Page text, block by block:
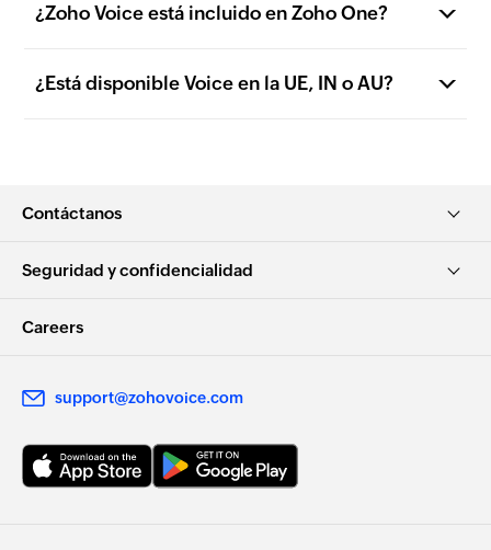
¿Zoho Voice está incluido en Zoho One?
¿Está disponible Voice en la UE, IN o AU?
Contáctanos
Seguridad y confidencialidad
Careers
support@zohovoice.com